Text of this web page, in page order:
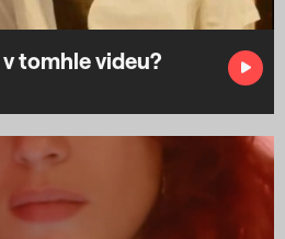
tomhle videu?